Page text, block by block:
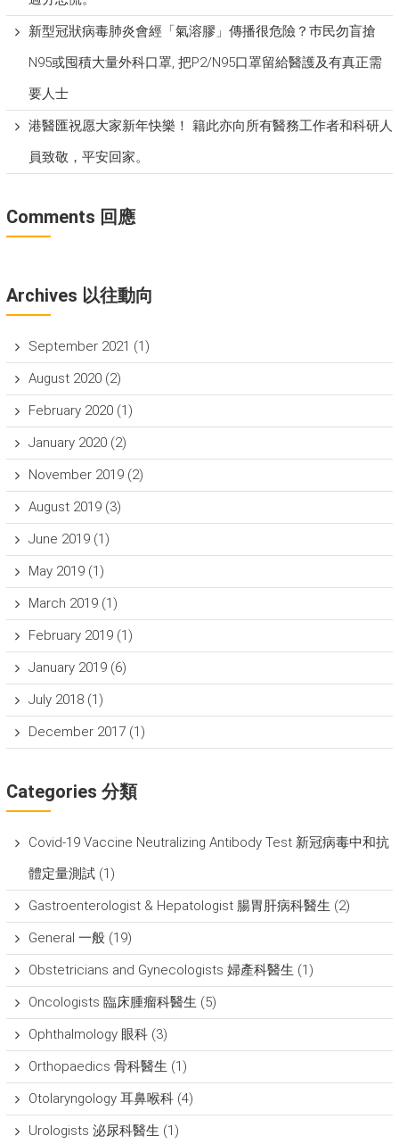
新型冠狀病毒肺炎會經「氣溶膠」傳播很危險？巿民勿盲搶
N95或囤積大量外科口罩, 把P​2/N95口罩留給醫護及有真正需
要人士
港醫匯祝愿大家新年快樂！ 籍此亦向所有醫務工作者和科研人
員致敬，平安回家。
Comments 回應
Archives 以往動向
September 2021 (1)
August 2020(2)
February 2020(1)
January 2020(2)
November 2019(2)
August 2019(3)
June 2019(1)
May 2019(1)
March 2019(1)
February 2019(1)
January 2019(6)
July 2018(1)
December 2017(1)
Categories 分類
Covid-19 Vaccine Neutralizing Antibody Test 新冠病毒中和抗
體定量測試(1)
Gastroenterologist & Hepatologist 腸胃肝病科醫生 (2)
General 一般(19)
Obstetricians and Gynecologists 婦產科醫生 (1)
Oncologists 臨床腫瘤科醫生 (5)
Ophthalmology 眼科(3)
Orthopaedics 骨科醫生 (1)
Otolaryngology 耳鼻喉科(4)
Urologists 泌尿科醫生 (1)